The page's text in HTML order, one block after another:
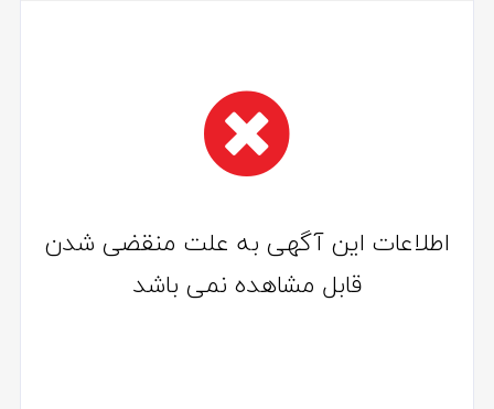
اطلاعات این آگهی به علت منقضی شدن
قابل مشاهده نمی باشد